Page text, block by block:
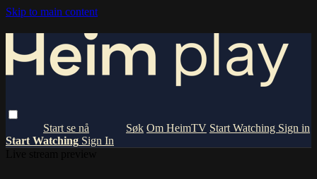
Skip to main content
Om HeimTV Start Watching Sign in
Start Watching Sign In